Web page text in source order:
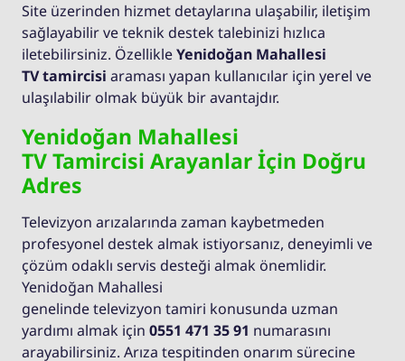
Site üzerinden hizmet detaylarına ulaşabilir, iletişim
sağlayabilir ve teknik destek talebinizi hızlıca
iletebilirsiniz. ÖzellikleYenidoğan Mahallesi
TV tamircisi araması yapan kullanıcılar için yerel ve
ulaşılabilir olmak büyük bir avantajdır.
Yenidoğan Mahallesi
TV Tamircisi Arayanlar İçin Doğru
Adres
Televizyon arızalarında zaman kaybetmeden
profesyonel destek almak istiyorsanız, deneyimli ve
çözüm odaklı servis desteği almak önemlidir.
Yenidoğan Mahallesi
genelinde televizyon tamiri konusunda uzman
yardımı almak için 0551 471 35 91 numarasını
arayabilirsiniz. Arıza tespitinden onarım sürecine